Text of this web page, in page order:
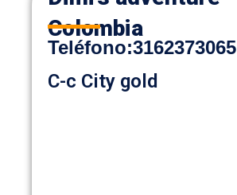
Colombia
Teléfono:3162373065
C-c City gold